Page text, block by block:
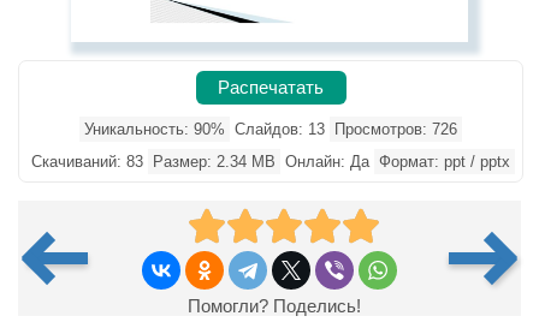
Распечатать
Уникальность: 90% Слайдов: 13
Просмотров: 726
Скачиваний: 83
Размер: 2.34 MB Онлайн: Да Формат: ppt / pptx
Помогли? Поделись!